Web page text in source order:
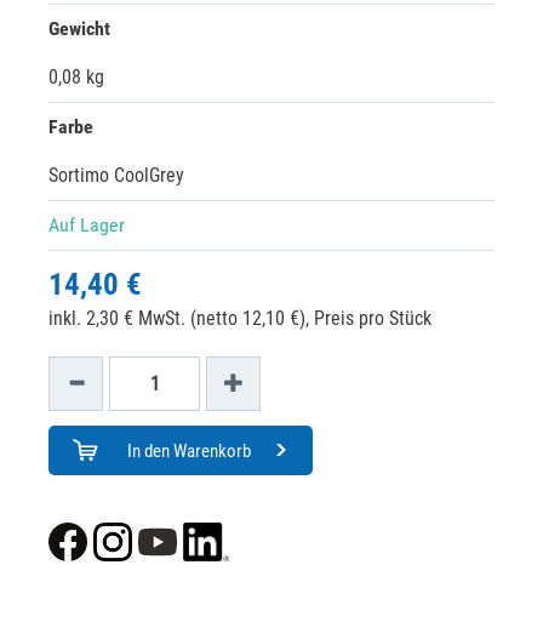
Gewicht
0,08 kg
Farbe
Sortimo CoolGrey
Auf Lager
14,40 €
inkl. 2,30 € MwSt. (netto 12,10 €), Preis pro Stück
In den Warenkorb